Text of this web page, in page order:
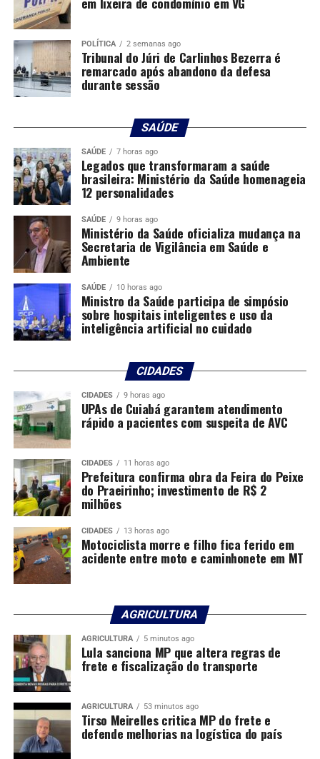
Carne (Imac), Paula Sodré Queiroz, destaca que a
presença feminina tem ganhado cada vez mais força na
pecuária mato-grossense, tanto na gestão das
propriedades quanto na adoção de práticas sustentáveis
e modernas.
“A mulher pecuarista de Mato Grosso hoje não é apenas
coadjuvante, ela planeja, ela decide, ela sustenta
famílias e negócios, sendo uma das grandes forças do
nosso agro”, afirma Paula.
Ela ressalta ainda que histórias como a de Leane
representam uma geração de mulheres que ajudou a
consolidar Mato Grosso como referência nacional na
produção de alimentos. “Neste Dia das Mães, é
importante reconhecer essas mulheres que não apenas
ajudaram a construir famílias, mas também
participaram da construção da pecuária do estado”.
RELATED TOPICS: CONCILIAM
ECONOMIA
FAZENDAS FILHOS GESTÃO
GROSSO
MATO
MULHERES
UP NEXT
MT tem mais de 1,5 milhão de pessoas inadimplentes
com mais de R$ 12 bilhões em dívidas
DON'T MISS
Conheça histórias de mulheres de MT que
transformaram a maternidade em negócios
POLÍTICA 2 semanas ago
Tribunal do Júri de Carlinhos Bezerra é
remarcado após abandono da defesa
durante sessão
SAÚDE
SAÚDE 7 horas ago
Legados que transformaram a saúde
brasileira: Ministério da Saúde homenageia
12 personalidades
SAÚDE 9 horas ago
Ministério da Saúde oficializa mudança na
Secretaria de Vigilância em Saúde e
Ambiente
SAÚDE 10 horas ago
Ministro da Saúde participa de simpósio
sobre hospitais inteligentes e uso da
inteligência artificial no cuidado
CIDADES
CIDADES 9 horas ago
UPAs de Cuiabá garantem atendimento
rápido a pacientes com suspeita de AVC
CIDADES 11 horas ago
Prefeitura confirma obra da Feira do Peixe
do Praeirinho; investimento de R$ 2
milhões
CIDADES 13 horas ago
Motociclista morre e filho fica ferido em
acidente entre moto e caminhonete em MT
AGRICULTURA
AGRICULTURA 5 minutos ago
Lula sanciona MP que altera regras de
frete e fiscalização do transporte
AGRICULTURA 53 minutos ago
Tirso Meirelles critica MP do frete e
defende melhorias na logística do país